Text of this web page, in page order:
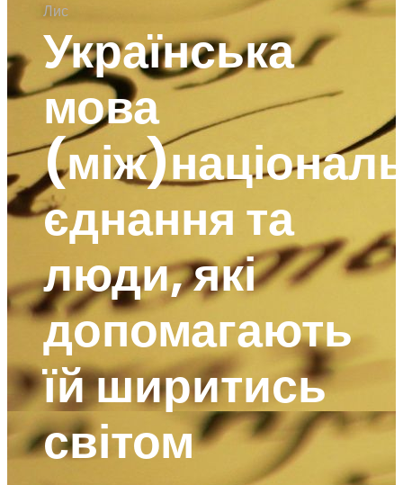
Лис
Українська
мова
єднання та
люди, які
допомагають
їй ширитись
світом